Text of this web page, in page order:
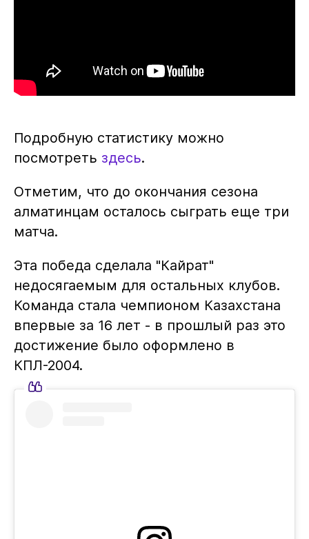
Подробную статистику можно
посмотреть здесь.
Отметим, что до окончания сезона
алматинцам осталось сыграть еще три
матча.
Эта победа сделала "Кайрат"
недосягаемым для остальных клубов.
Команда стала чемпионом Казахстана
впервые за 16 лет - в прошлый раз это
достижение было оформлено в
КПЛ-2004.